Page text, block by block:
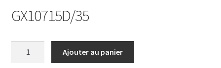
GX10715D/35
Ajouter au panier